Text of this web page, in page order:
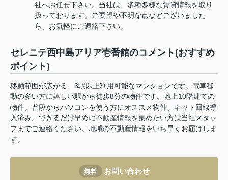
社へお任せ下さい。当社は、多種多様な賃貸情報を取り
扱っております。ご要望や不明な点などございました
ら、お気軽にご連絡下さい。
セレニテ西中島アリア壱番館のコメント(おすすめ
ポイント)
移動範囲が広がる、3駅以上利用可能なマンションです。電車移
動の多い方に嬉しい駅から徒歩8分の物件です。地上10階建ての
物件。普段からパソコンを使う方にオススメ物件、ネット回線導
入済み。できるだけ早めに不動産情報を集めたい方は当社スタッ
フまでご連絡ください。地域の不動産情報をいち早くお届けしま
す。
無料 お問い合わせ